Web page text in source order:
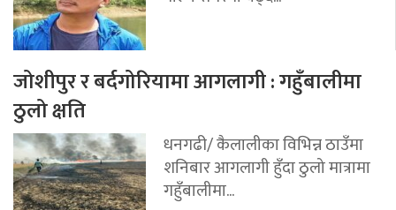
जोशीपुर र बर्दगोरियामा आगलागी : गहुँबालीमा
ठुलो क्षति
धनगढी/ कैलालीका विभिन्न ठाउँमा
शनिबार आगलागी हुँदा ठुलो मात्रामा
गहुँबालीमा...